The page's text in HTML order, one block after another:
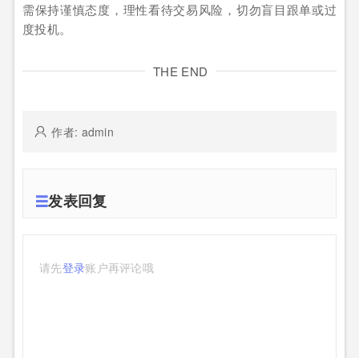
需保持谨慎态度，理性看待交易风险，切勿盲目跟单或过
度投机。
THE END
作者: admin
发表回复
请先登录账户再评论哦